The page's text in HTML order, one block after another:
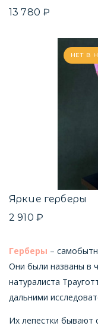
13 780 ₽
НЕТ В
Яркие герберы
2 910 ₽
Герберы –
Они были названы в
натуралиста
дальними
Их лепестки бывают